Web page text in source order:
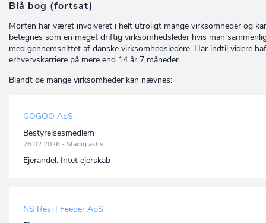
Blå bog (fortsat)
Morten har været involveret i helt utroligt mange virksomheder og
betegnes som en meget driftig virksomhedsleder hvis man
med gennemsnittet af danske virksomhedsledere. Har indtil videre
erhvervskarriere på mere end 14 år 7 måneder.
Blandt de mange virksomheder kan nævnes:
GOGOO ApS
Bestyrelsesmedlem
26.02.2026 - Stadig aktiv
Ejerandel: Intet ejerskab
NS Resi I Feeder ApS